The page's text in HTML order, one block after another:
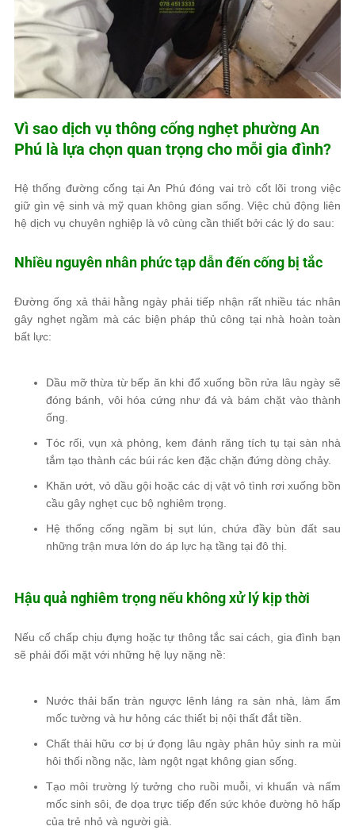
Vì sao dịch vụ thông cống nghẹt phường An
Phú là lựa chọn quan trọng cho mỗi gia đình?
Hệ thống đường cống tại An Phú đóng vai trò cốt lõi trong việc
giữ gìn vệ sinh và mỹ quan không gian sống. Việc chủ động liên
hệ dịch vụ chuyên nghiệp là vô cùng cần thiết bởi các lý do sau:
Nhiều nguyên nhân phức tạp dẫn đến cống bị tắc
Đường ống xả thải hằng ngày phải tiếp nhận rất nhiều tác nhân
gây nghẹt ngầm mà các biện pháp thủ công tại nhà hoàn toàn
bất lực:
Dầu mỡ thừa từ bếp ăn khi đổ xuống bồn rửa lâu ngày sẽ
đóng bánh, vôi hóa cứng như đá và bám chặt vào thành
ống.
Tóc rối, vụn xà phòng, kem đánh răng tích tụ tại sàn nhà
tắm tạo thành các búi rác ken đặc chặn đứng dòng chảy.
Khăn ướt, vỏ dầu gội hoặc các dị vật vô tình rơi xuống bồn
cầu gây nghẹt cục bộ nghiêm trọng.
Hệ thống cống ngầm bị sụt lún, chứa đầy bùn đất sau
những trận mưa lớn do áp lực hạ tầng tại đô thị.
Hậu quả nghiêm trọng nếu không xử lý kịp thời
Nếu cố chấp chịu đựng hoặc tự thông tắc sai cách, gia đình bạn
sẽ phải đối mặt với những hệ lụy nặng nề:
Nước thải bẩn tràn ngược lênh láng ra sàn nhà, làm ẩm
mốc tường và hư hỏng các thiết bị nội thất đắt tiền.
Chất thải hữu cơ bị ứ đọng lâu ngày phân hủy sinh ra mùi
hôi thối nồng nặc, làm ngột ngạt không gian sống.
Tạo môi trường lý tưởng cho ruồi muỗi, vi khuẩn và nấm
mốc sinh sôi, đe dọa trực tiếp đến sức khỏe đường hô hấp
của trẻ nhỏ và người già.